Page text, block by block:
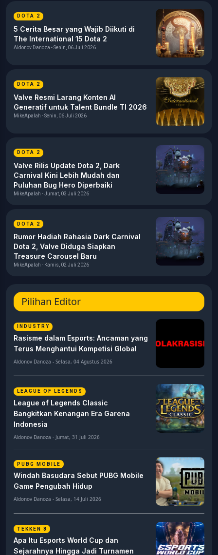
DOTA 2
5 Cerita Besar yang Wajib Diikuti di
The International 15 Dota 2
Aldonov Danoza - Senin, 06 Juli 2026
DOTA 2
Valve Resmi Larang Konten AI
Generatif untuk Talent Bundle TI 2026
MikeApalah - Senin, 06 Juli 2026
DOTA 2
Valve Rilis Update Dota 2, Dark
Carnival Kini Lebih Mudah dan
Puluhan Bug Hero Diperbaiki
MikeApalah - Jumat, 03 Juli 2026
DOTA 2
Rumor Hadiah Rahasia Dark Carnival
Dota 2, Valve Diduga Siapkan
Treasure Carousel Baru
MikeApalah - Kamis, 02 Juli 2026
Pilihan Editor
INDUSTRY
Rasisme dalam Esports: Ancaman yang
Terus Menghantui Kompetisi Global
Aldonov Danoza - Selasa, 04 Agustus 2026
LEAGUE OF LEGENDS
League of Legends Classic
Bangkitkan Kenangan Era Garena
Indonesia
Aldonov Danoza - Jumat, 31 Juli 2026
PUBG MOBILE
Windah Basudara Sebut PUBG Mobile
Game Pengubah Hidup
Aldonov Danoza - Selasa, 14 Juli 2026
TEKKEN 8
Apa Itu Esports World Cup dan
Sejarahnya Hingga Jadi Turnamen